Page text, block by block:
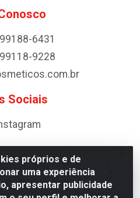
próprios e de
uma experiência
apresentar publicidade
6431
9228
Sociais
Antoneto LTDA - BA-052,
- BA, 44600-000 - CNPJ